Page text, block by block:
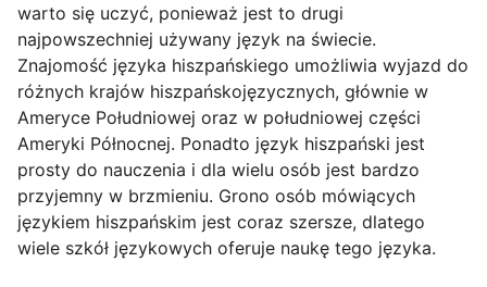
warto się uczyć, ponieważ jest to drugi
najpowszechniej używany język na świecie.
Znajomość języka hiszpańskiego umożliwia wyjazd do
różnych krajów hiszpańskojęzycznych, głównie w
Ameryce Południowej oraz w południowej części
Ameryki Północnej. Ponadto język hiszpański jest
prosty do nauczenia i dla wielu osób jest bardzo
przyjemny w brzmieniu. Grono osób mówiących
językiem hiszpańskim jest coraz szersze, dlatego
wiele szkół językowych oferuje naukę tego języka.